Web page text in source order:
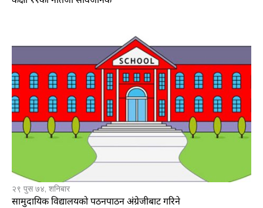
२९ पुस ७४, शनिबार
सामुदायिक विद्यालयको पठनपाठन अंग्रेजीबाट गरिने